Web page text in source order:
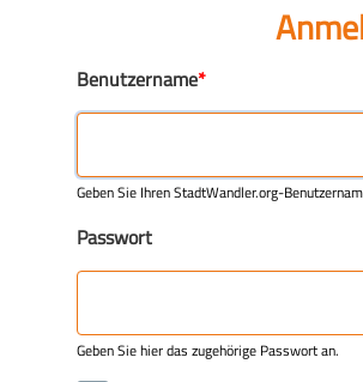
Benutzername
Geben Sie Ihren StadtWandler.org-
Passwort
Geben Sie hier das zugehörige Passwort an.